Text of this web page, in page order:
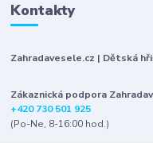
Kontakty
Zahradavesele.cz | Dětská
Zákaznická podpora
+420 730 501 925
(Po-Ne, 8-16:00 hod.)